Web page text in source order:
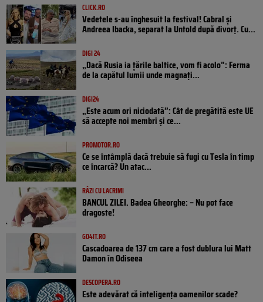
CLICK.RO
Vedetele s-au înghesuit la festival! Cabral și
Andreea Ibacka, separat la Untold după divorț. Cu...
DIGI 24
„Dacă Rusia ia țările baltice, vom fi acolo”: Ferma
de la capătul lumii unde magnați...
DIGI24
„Este acum ori niciodată”: Cât de pregătită este UE
să accepte noi membri și ce...
PROMOTOR.RO
Ce se întâmplă dacă trebuie să fugi cu Tesla în timp
ce încarcă? Un atac...
RÂZI CU LACRIMI
BANCUL ZILEI. Badea Gheorghe: – Nu pot face
dragoste!
GO4IT.RO
Cascadoarea de 137 cm care a fost dublura lui Matt
Damon în Odiseea
DESCOPERA.RO
Este adevărat că inteligența oamenilor scade?